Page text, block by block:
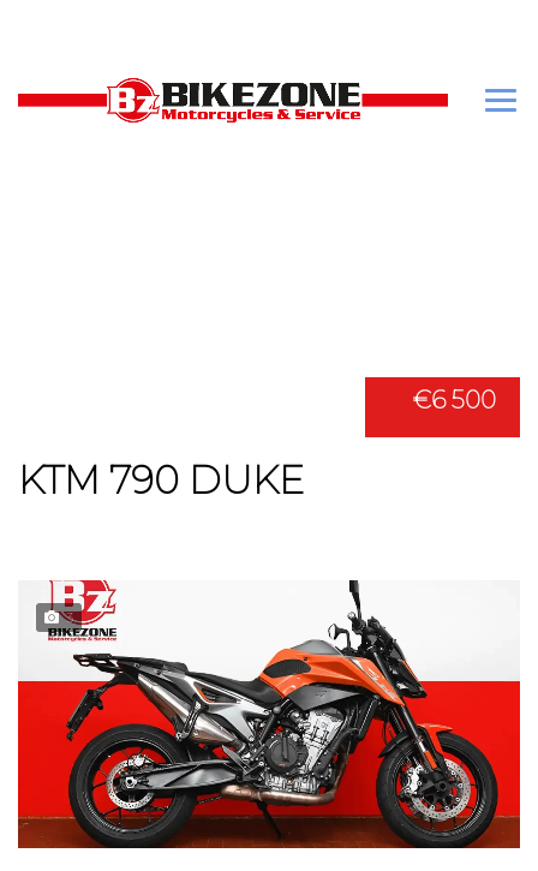
€6 500
KTM 790 DUKE
3